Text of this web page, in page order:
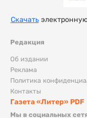
Редакция
Об издании
Реклама
Политика
Контакты
Газета «Литер» PDF
Мы в социальных
Скачать